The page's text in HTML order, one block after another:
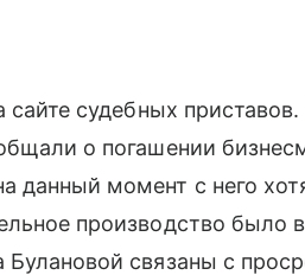
судебных
о погашении
данный момент с него
производство было
связаны с